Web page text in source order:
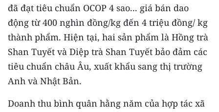
TIN MỚI
TIN ĐỊA PHƯƠNG
Trung du và miền núi phía Bắc
Đồng bằng sông Hồng
Bắc Trung Bộ
đã đạt tiêu chuẩn OCOP 4 sao... giá bán dao
động từ 400 nghìn đồng/kg đến 4 triệu đồng/ kg
thành phẩm. Hiện tại, hai sản phẩm là Hồng trà
Shan Tuyết và Diệp trà Shan Tuyết bảo đảm các
tiêu chuẩn châu Âu, xuất khẩu sang thị trường
Anh và Nhật Bản.
Doanh thu bình quân hằng năm của hợp tác xã